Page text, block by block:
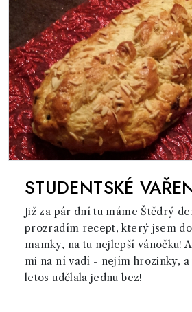
STUDENTSKÉ
Již za pár dní tu máme Štědrý
prozradím recept, který jsem
mamky, na tu nejlepší vánočku!
mi na ní vadí - nejím hrozinky,
letos udělala jednu bez!